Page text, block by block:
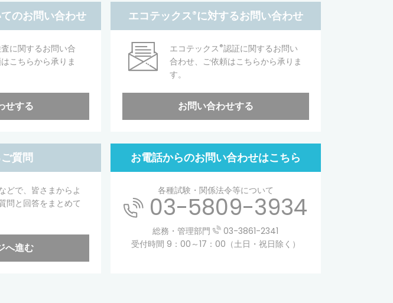
のお問い合わせ
に関するお問い合
こちらから承りま
せする
エコテックス®に対するお問い合わせ
エコテックス®認証に関するお問い
合わせ、ご依頼はこちらから承りま
す。
お問い合わせする
質問
どで、皆さまからよ
問と回答をまとめて
へ進む
お電話からのお問い合わせはこちら
各種試験・関係法令等について
03-5809-3934
総務・管理部門
03-3861-2341
受付時間 9：00～17：00（土日・祝日除く）